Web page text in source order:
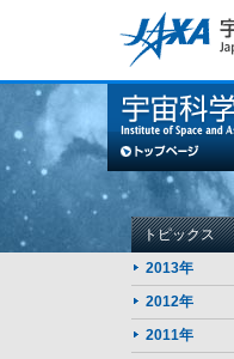
このページの本文へ
トピックス
2013年
2012年
2011年